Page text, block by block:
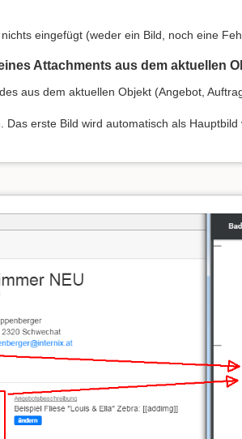
eingefügt (weder ein Bild, noch eine
Attachments aus dem aktuellen
aus dem aktuellen Objekt (Angebot,
erste Bild wird automatisch als Hauptbild